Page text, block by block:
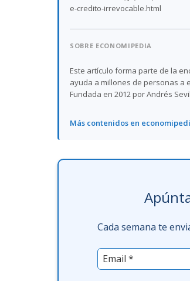
e-credito-irrevocable.html
SOBRE ECONOMIPEDIA
Este artículo forma parte de la
ayuda a millones de personas a
Fundada en 2012 por Andrés
Más contenidos en
Cada semana te